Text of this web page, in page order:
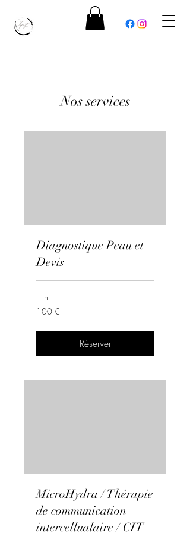
Nos services
Diagnostique Peau et
Devis
1 h
100
euros
100 €
Réserver
MicroHydra / Thérapie
de communication
intercellualaire / CIT